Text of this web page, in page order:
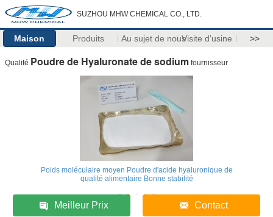
SUZHOU MHW CHEMICAL CO., LTD.
Maison Produits Au sujet de nousVisite d'usine >>
Qualité Poudre de Hyaluronate de sodium fournisseur
Poids moléculaire moyen Poudre d'acide hyaluronique de
qualité alimentaire Bonne stabilité
Meilleur Prix Contact